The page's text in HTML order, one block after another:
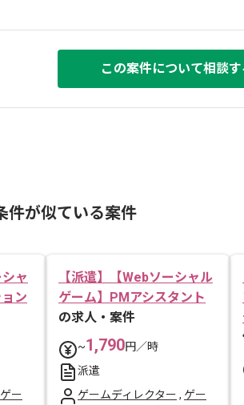
この案件について相談
件が似ている案件
ャ
ン
ゲー
【派遣】【Webソーシャル
ゲーム】PMアシスタント
の求人・案件
~1,790円／時
派遣
ゲームディレクター , ゲー